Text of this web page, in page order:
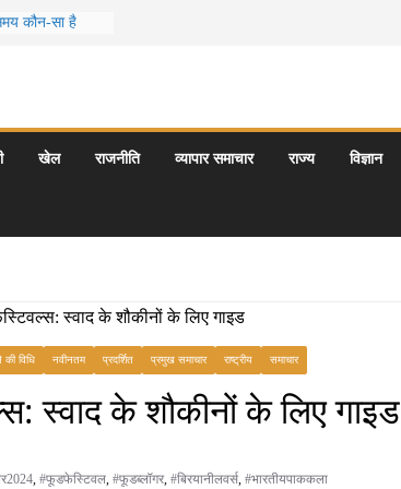
कौन-सा है
दार्जिलिंग
खेल राजनीति व्यापार समाचार राज्य विज्ञान
की विधि नवीनतम प्रदर्शित प्रमुख समाचार राष्ट्रीय समाचार
के शौकीनों के लिए गाइड
, #फूडफेस्टिवल, #फूडब्लॉगर, #बिरयानीलवर्स, #भारतीयपाककला